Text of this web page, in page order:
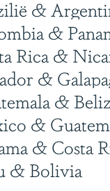
&
&
Rica &
&
&
&
& Costa
& Bolivia